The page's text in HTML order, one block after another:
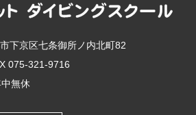
下京区七条御所ノ内北町82
075-321-9716
無休